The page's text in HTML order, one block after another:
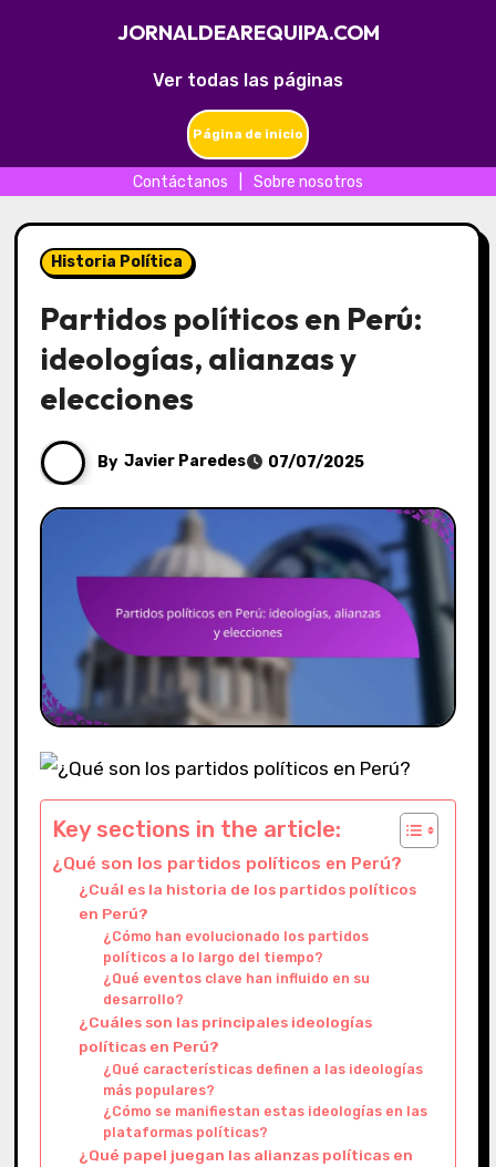
Ver todas las páginas
JORNALDEAREQUIPA.COM
Página de inicio
Contáctanos Sobre nosotros
to
contentHistoria Política
Partidos políticos en Perú:
ideologías, alianzas y
elecciones
By Javier Paredes 07/07/2025
Key sections in the article:
¿Qué son los partidos políticos en Perú?
¿Cuál es la historia de los partidos políticos
en Perú?
¿Cómo han evolucionado los partidos
políticos a lo largo del tiempo?
¿Qué eventos clave han influido en su
desarrollo?
¿Cuáles son las principales ideologías
políticas en Perú?
¿Qué características definen a las ideologías
más populares?
¿Cómo se manifiestan estas ideologías en las
plataformas políticas?
¿Qué papel juegan las alianzas políticas en